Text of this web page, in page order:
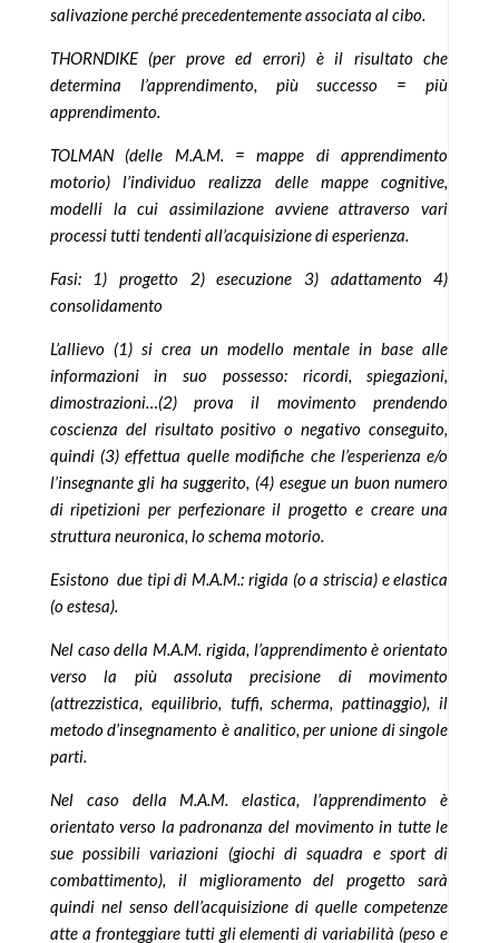
salivazione perché precedentemente associata al cibo.
THORNDIKE (per prove ed errori) è il risultato che
determina l’apprendimento, più successo = più
apprendimento.
TOLMAN (delle M.A.M. = mappe di apprendimento
motorio) l’individuo realizza delle mappe cognitive,
modelli la cui assimilazione avviene attraverso vari
processi tutti tendenti all’acquisizione di esperienza.
Fasi: 1) progetto 2) esecuzione 3) adattamento 4)
consolidamento
L’allievo (1) si crea un modello mentale in base alle
informazioni in suo possesso: ricordi, spiegazioni,
dimostrazioni…(2) prova il movimento prendendo
coscienza del risultato positivo o negativo conseguito,
quindi (3) effettua quelle modifiche che l’esperienza e/o
l’insegnante gli ha suggerito, (4) esegue un buon numero
di ripetizioni per perfezionare il progetto e creare una
struttura neuronica, lo schema motorio.
Esistono due tipi di M.A.M.: rigida (o a striscia) e elastica
(o estesa).
Nel caso della M.A.M. rigida, l’apprendimento è orientato
verso la più assoluta precisione di movimento
(attrezzistica, equilibrio, tuffi, scherma, pattinaggio), il
metodo d’insegnamento è analitico, per unione di singole
parti.
Nel caso della M.A.M. elastica, l’apprendimento è
orientato verso la padronanza del movimento in tutte le
sue possibili variazioni (giochi di squadra e sport di
combattimento), il miglioramento del progetto sarà
quindi nel senso dell’acquisizione di quelle competenze
atte a fronteggiare tutti gli elementi di variabilità (peso e